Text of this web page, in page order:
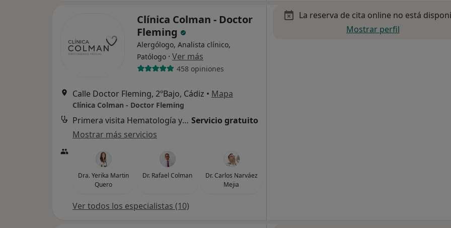
Clínica Colman - Doctor
Fleming
Alergólogo, Analista clínico,
Patólogo · Ver más
458 opiniones
Calle Doctor Fleming, 2ºBajo, Cádiz • Mapa
Clínica Colman - Doctor Fleming
Primera visita Hematología y Hemoterapia Servicio gratuito
Mostrar más servicios
Dra. Yerika Martin
Quero
Dr. Rafael Colman
Dr. Carlos Narváez
Mejia
Ver todos los especialistas (10)
La reserva de cita online no está
Mostrar perfil